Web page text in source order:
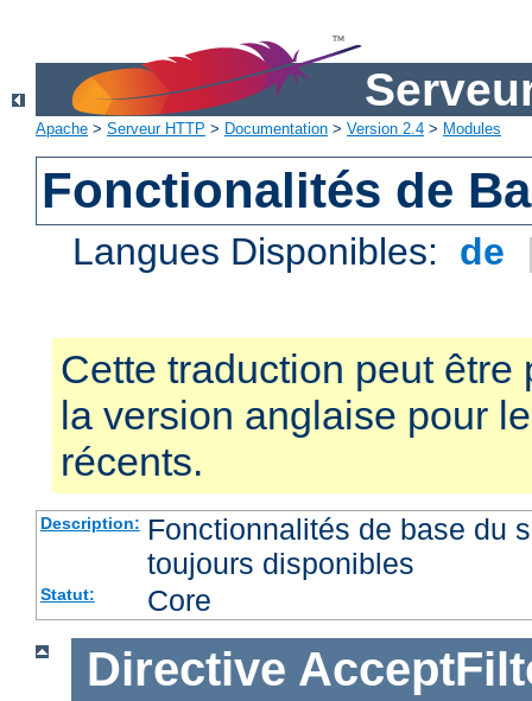
Apache > Serveur HTTP > Documentation > Version 2.4 > Modules
Fonctionalités de
Langues Disponibles: de
Cette traduction peut être
la version anglaise pour
récents.
Description: Fonctionnalités de base du
toujours disponibles
Statut: Core
Directive